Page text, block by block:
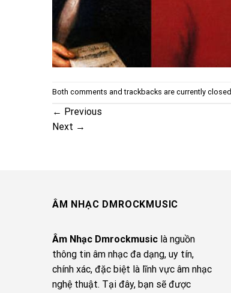
Both comments and trackbacks are currently closed.
← Previous
Next →
ÂM NHẠC DMROCKMUSIC
Âm Nhạc Dmrockmusic là nguồn
thông tin âm nhạc đa dạng, uy tín,
chính xác, đặc biệt là lĩnh vực âm nhạc
nghệ thuật. Tại đây, bạn sẽ được